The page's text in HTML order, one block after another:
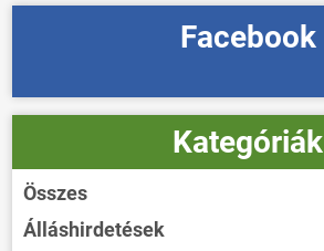
Facebook
Kategóriák
Összes
Álláshirdetések